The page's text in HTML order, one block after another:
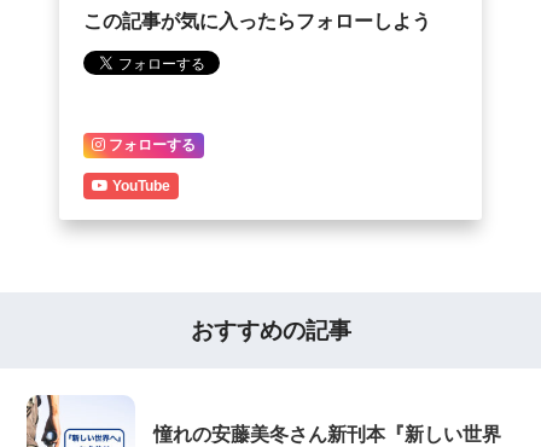
この記事が気に入ったらフォローしよう
フォローする
YouTube
おすすめの記事
憧れの安藤美冬さん新刊本『新しい世界